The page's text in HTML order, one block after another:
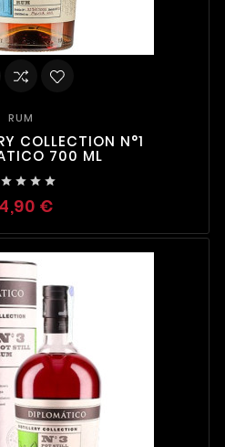
RUM
COLLECTION N°1
700 ML
   
€